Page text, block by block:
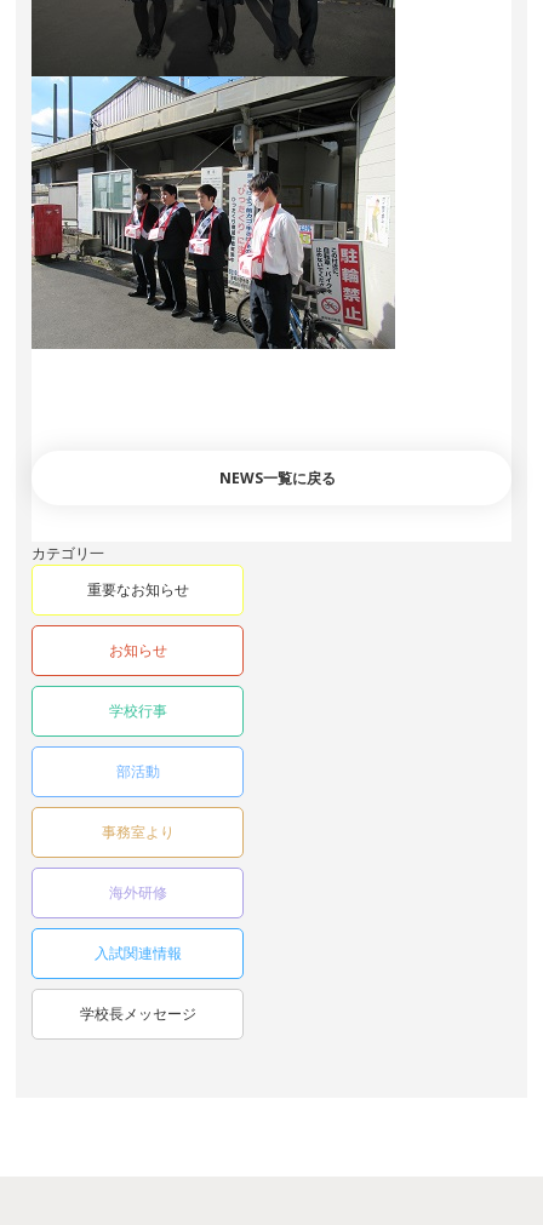
NEWS一覧に戻る
カテゴリ一
重要なお知らせ
お知らせ
学校行事
部活動
事務室より
海外研修
入試関連情報
学校長メッセージ